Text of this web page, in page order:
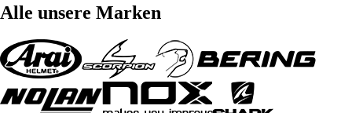
Alle unsere Marken